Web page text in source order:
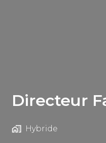
Directeur
Hybride